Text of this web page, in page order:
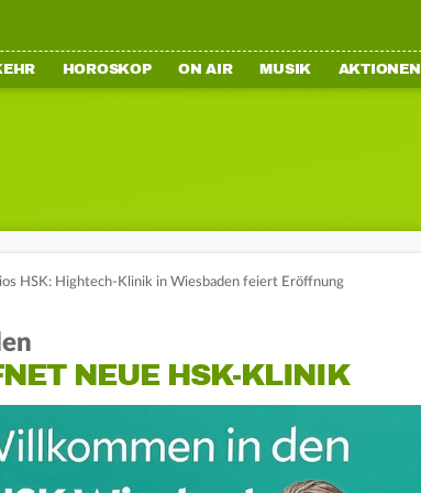
HOROSKOP ON AIR MUSIK AKTIONEN
HSK: Hightech-Klinik in Wiesbaden feiert Eröffnung
NEUE HSK-KLINIK